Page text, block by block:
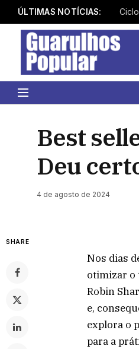
ÚLTIMAS NOTÍCIAS:
Best
Deu
4 de agosto de 2024
SHARE
Nos dias
otimizar o
Robin
e,
explora o
para a